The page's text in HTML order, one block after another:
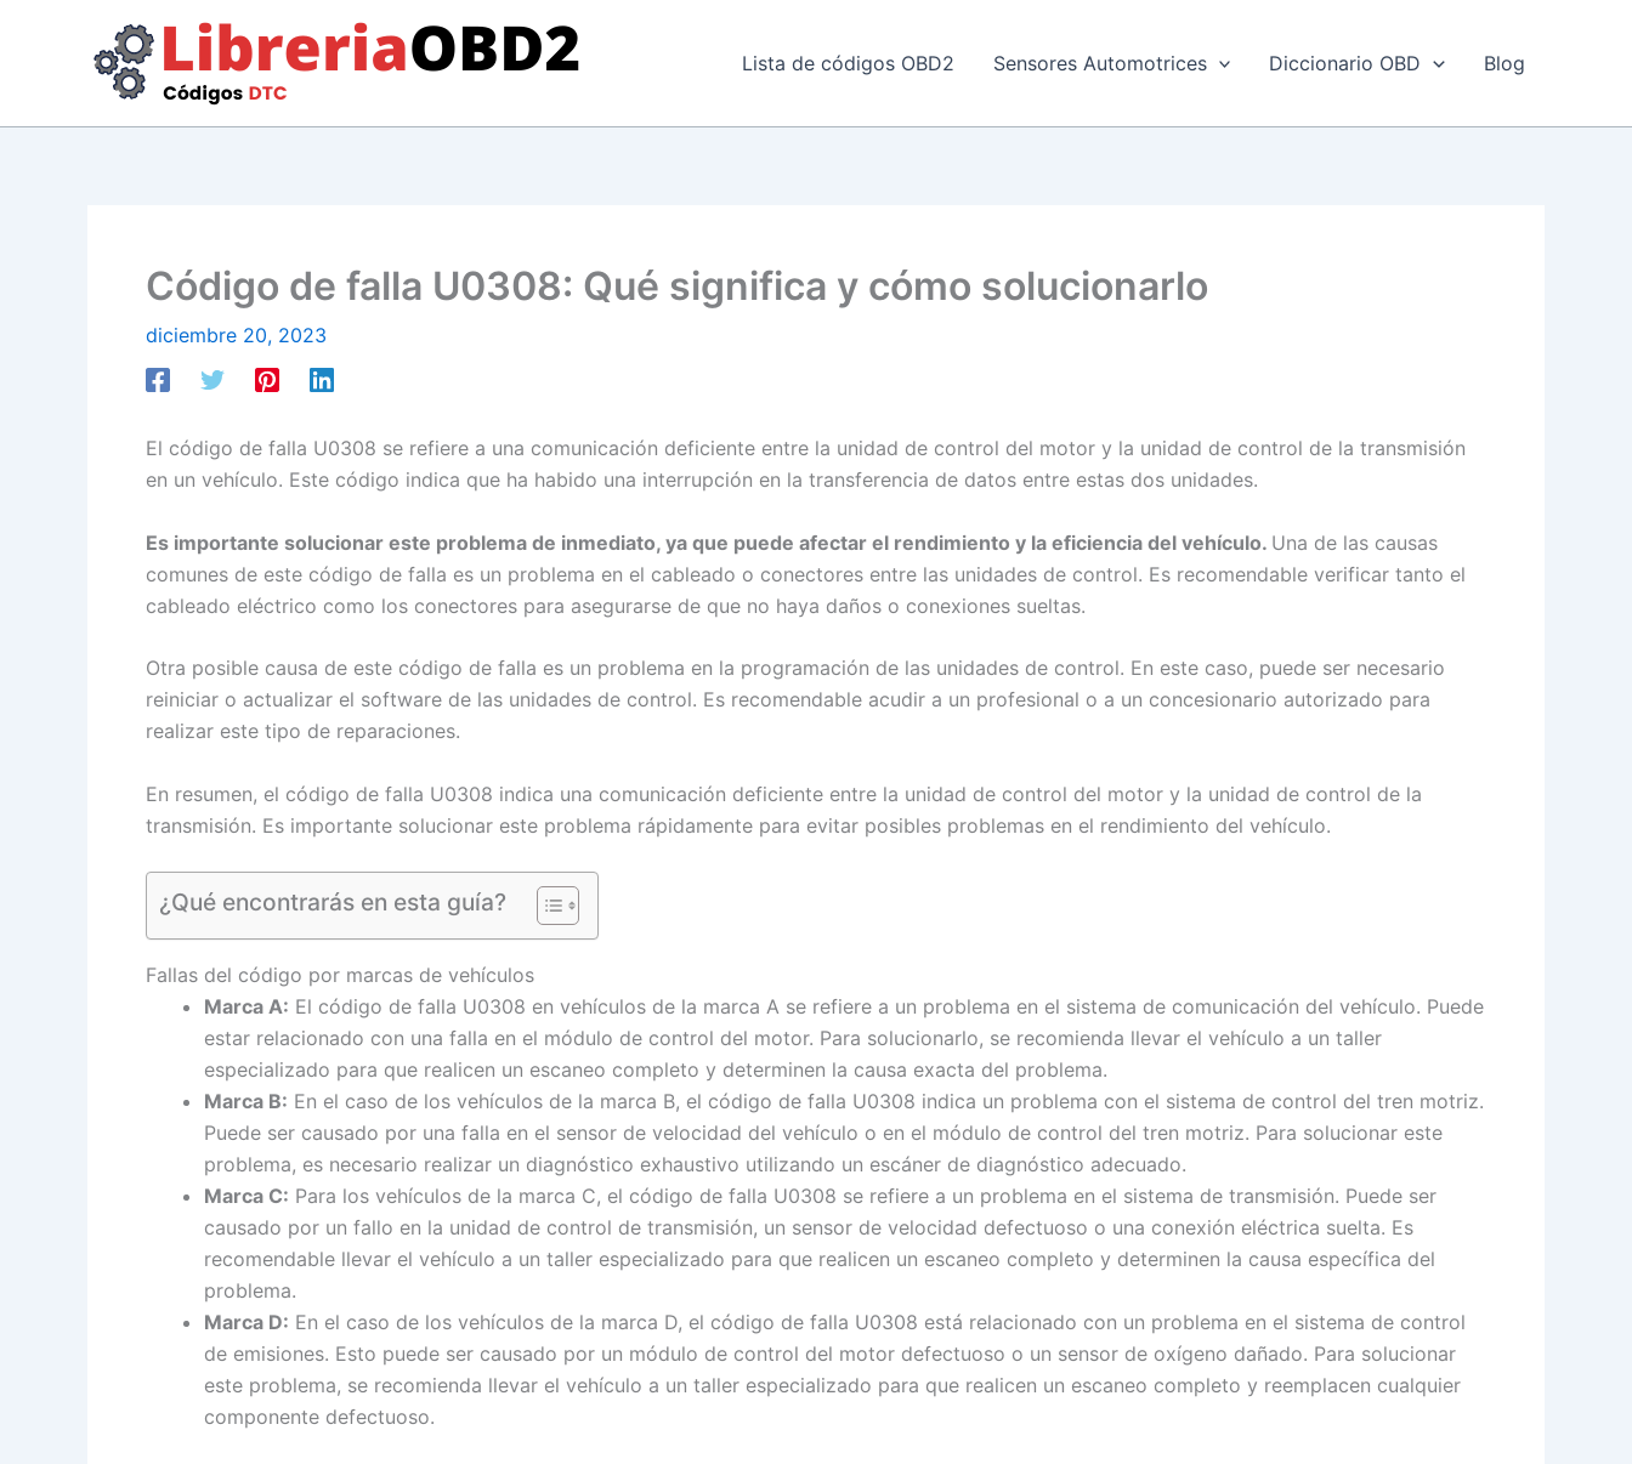
Lista de códigos OBD2 Sensores Automotrices Diccionario OBD Blog
Código de falla U0308: Qué significa y cómo solucionarlo
diciembre 20, 2023
El código de falla U0308 se refiere a una comunicación deficiente entre la unidad de control del motor y la unidad de control de la transmisión
en un vehículo. Este código indica que ha habido una interrupción en la transferencia de datos entre estas dos unidades.
Es importante solucionar este problema de inmediato, ya que puede afectar el rendimiento y la eficiencia del vehículo. Una de las causas
comunes de este código de falla es un problema en el cableado o conectores entre las unidades de control. Es recomendable verificar tanto el
cableado eléctrico como los conectores para asegurarse de que no haya daños o conexiones sueltas.
Otra posible causa de este código de falla es un problema en la programación de las unidades de control. En este caso, puede ser necesario
reiniciar o actualizar el software de las unidades de control. Es recomendable acudir a un profesional o a un concesionario autorizado para
realizar este tipo de reparaciones.
En resumen, el código de falla U0308 indica una comunicación deficiente entre la unidad de control del motor y la unidad de control de la
transmisión. Es importante solucionar este problema rápidamente para evitar posibles problemas en el rendimiento del vehículo.
¿Qué encontrarás en esta guía?
Fallas del código por marcas de vehículos
Marca A: El código de falla U0308 en vehículos de la marca A se refiere a un problema en el sistema de comunicación del vehículo. Puede
estar relacionado con una falla en el módulo de control del motor. Para solucionarlo, se recomienda llevar el vehículo a un taller
especializado para que realicen un escaneo completo y determinen la causa exacta del problema.
Marca B: En el caso de los vehículos de la marca B, el código de falla U0308 indica un problema con el sistema de control del tren motriz.
Puede ser causado por una falla en el sensor de velocidad del vehículo o en el módulo de control del tren motriz. Para solucionar este
problema, es necesario realizar un diagnóstico exhaustivo utilizando un escáner de diagnóstico adecuado.
Marca C: Para los vehículos de la marca C, el código de falla U0308 se refiere a un problema en el sistema de transmisión. Puede ser
causado por un fallo en la unidad de control de transmisión, un sensor de velocidad defectuoso o una conexión eléctrica suelta. Es
recomendable llevar el vehículo a un taller especializado para que realicen un escaneo completo y determinen la causa específica del
problema.
Marca D: En el caso de los vehículos de la marca D, el código de falla U0308 está relacionado con un problema en el sistema de control
de emisiones. Esto puede ser causado por un módulo de control del motor defectuoso o un sensor de oxígeno dañado. Para solucionar
este problema, se recomienda llevar el vehículo a un taller especializado para que realicen un escaneo completo y reemplacen cualquier
componente defectuoso.